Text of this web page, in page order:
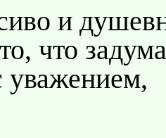
и
что
уважением,